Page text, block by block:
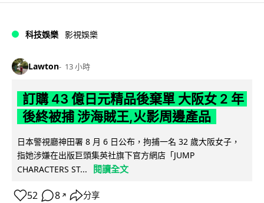
科技娛樂 影視娛樂
Lawton 13 小時
訂購 43 億日元精品後棄單 大阪女 2 年
後終被捕 涉海賊王,火影周邊產品
日本警視廳神田署 8 月 6 日公布，拘捕一名 32 歲大阪女子，
指她涉嫌在出版巨頭集英社旗下官方網店「JUMP
CHARACTERS ST...
閱讀全文
52 8 ↗ 分享